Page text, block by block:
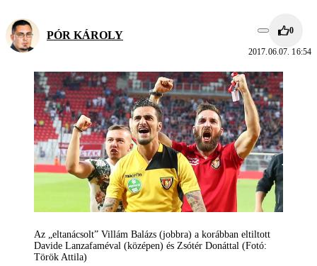
PÓR KÁROLY 0
2017.06.07. 16:54
Az „eltanácsolt” Villám Balázs (jobbra) a korábban eltiltott
Davide Lanzafaméval (középen) és Zsótér Donáttal (Fotó:
Török Attila)